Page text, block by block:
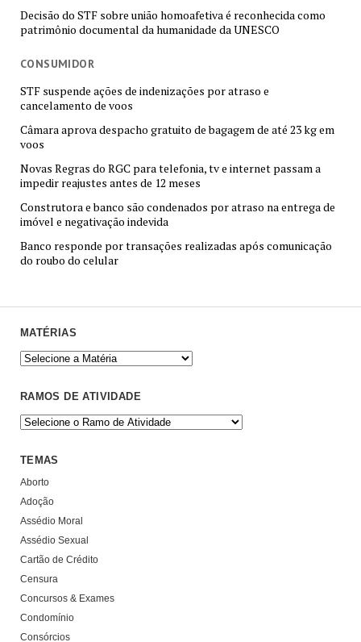
Decisão do STF sobre união homoafetiva é reconhecida como
patrimônio documental da humanidade da UNESCO
CONSUMIDOR
STF suspende ações de indenizações por atraso e
cancelamento de voos
Câmara aprova despacho gratuito de bagagem de até 23 kg em
voos
Novas Regras do RGC para telefonia, tv e internet passam a
impedir reajustes antes de 12 meses
Construtora e banco são condenados por atraso na entrega de
imóvel e negativação indevida
Banco responde por transações realizadas após comunicação
do roubo do celular
MATÉRIAS
RAMOS DE ATIVIDADE
TEMAS
Aborto
Adoção
Assédio Moral
Assédio Sexual
Cartão de Crédito
Censura
Concursos & Exames
Condomínio
Consórcios